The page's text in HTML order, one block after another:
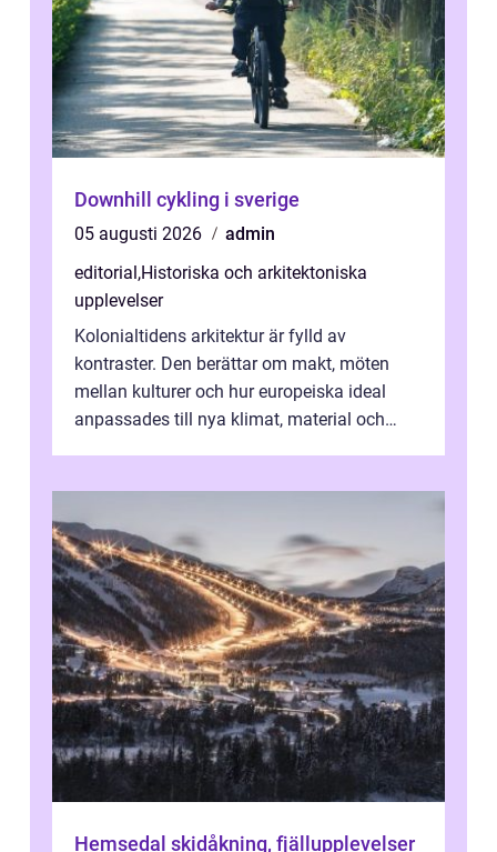
Downhill cykling i sverige
05 augusti 2026
admin
editorial,Historiska och arkitektoniska
upplevelser
Kolonialtidens arkitektur är fylld av
kontraster. Den berättar om makt, möten
mellan kulturer och hur europeiska ideal
anpassades till nya klimat, material och
Hemsedal skidåkning, fjällupplevelser